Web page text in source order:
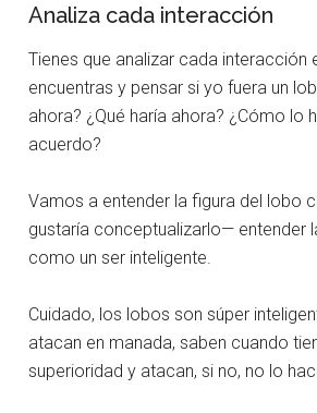
Analiza cada interacción
Tienes que analizar cada interacción
encuentras y pensar si yo fuera un
ahora? ¿Qué haría ahora? ¿Cómo lo
acuerdo?
Vamos a entender la figura del lobo
gustaría conceptualizarlo— entender
como un ser inteligente.
Cuidado, los lobos son súper
atacan en manada, saben cuando
superioridad y atacan, si no, no lo